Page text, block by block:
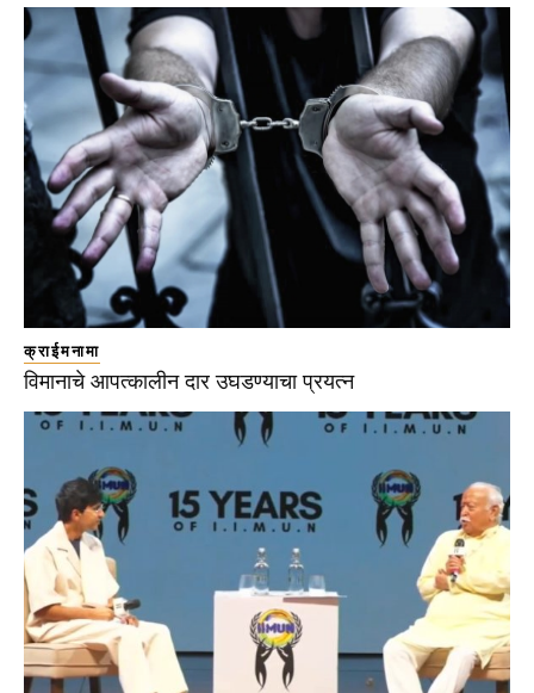
क्राईमनामा
विमानाचे आपत्कालीन दार उघडण्याचा प्रयत्न